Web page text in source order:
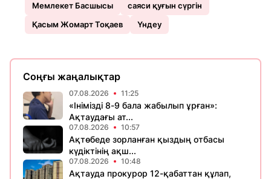
Мемлекет Басшыcы
саяси қуғын сүргін
Қасым Жомарт Тоқаев
Үндеу
Соңғы жаңалықтар
07.08.2026 11:25
«Інімізді 8-9 бала жабылып ұрған»:
Ақтаудағы ат...
07.08.2026 10:57
Ақтөбеде зорланған қыздың отбасы
күдіктінің ақш...
07.08.2026 10:48
Ақтауда прокурор 12-қабаттан құлап,